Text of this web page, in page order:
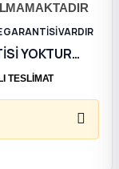
GARANTİSİ VARDIR
YOKTUR…
TESLİMAT